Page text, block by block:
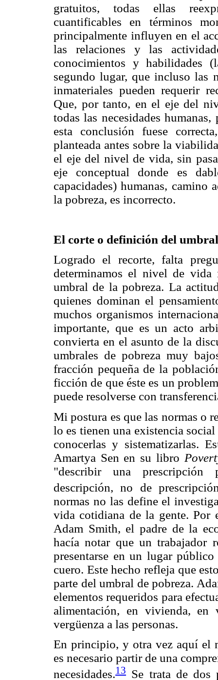
gratuitos, todas ellas
cuantificables en términos
principalmente influyen en el
las relaciones y las
conocimientos y habilidades
segundo lugar, que incluso las
inmateriales pueden requerir
Que, por tanto, en el eje del
todas las necesidades
esta conclusión fuese
planteada antes sobre la
el eje del nivel de vida, sin
eje conceptual donde es
capacidades) humanas, camino
la pobreza, es incorrecto.
El corte o definición del
Logrado el recorte, falta
determinamos el nivel de
umbral de la pobreza. La
quienes dominan el
muchos organismos
importante, que es un acto
convierta en el asunto de la
umbrales de pobreza muy
fracción pequeña de la
ficción de que éste es un
puede resolverse con
Mi postura es que las normas o
lo es tienen una existencia
conocerlas y sistematizarlas.
Amartya Sen en su libro
"describir una prescripción
descripción, no de
normas no las define el
vida cotidiana de la gente. Por
Adam Smith, el padre de la
hacía notar que un trabajador
presentarse en un lugar
cuero. Este hecho refleja que
parte del umbral de pobreza.
elementos requeridos para
alimentación, en vivienda,
vergüenza a las personas.
En principio, y otra vez aquí el
es necesario partir de una
necesidades.13 Se trata de dos